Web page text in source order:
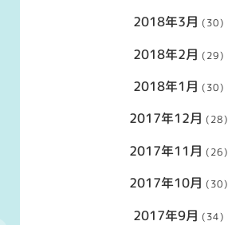
2018年3月 (30)
2018年2月 (29)
2018年1月 (30)
2017年12月 (28)
2017年11月 (26)
2017年10月 (30)
2017年9月 (34)